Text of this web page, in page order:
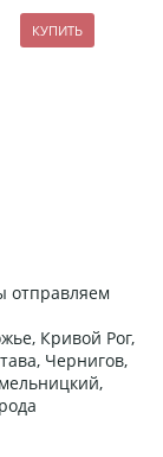
отправляем
Кривой Рог,
Чернигов,